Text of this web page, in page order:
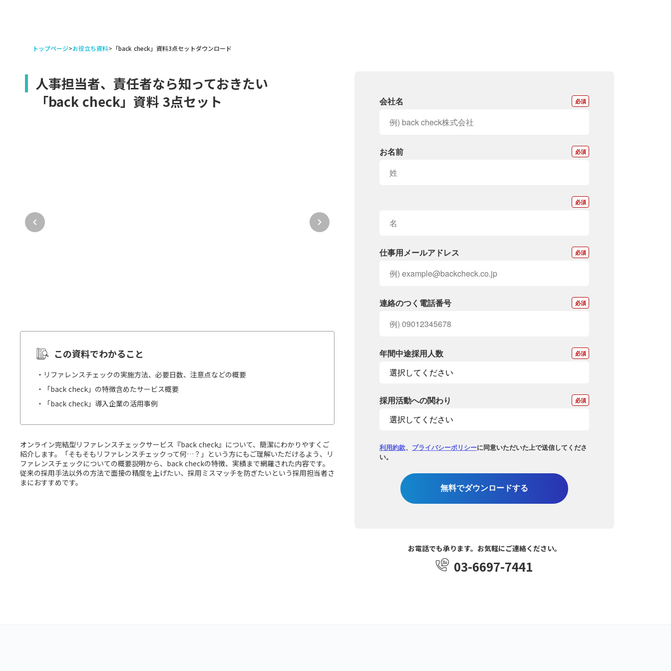
トップページ>お役立ち資料> 「back check」資料3点セットダウンロード
人事担当者、責任者なら知っておきたい
「back check」資料 3点セット
keyboard_arrow_left keyboard_arrow_right
この資料でわかること
・リファレンスチェックの実施方法、必要日数、注意点などの概要
・「back check」の特徴含めたサービス概要
・「back check」導入企業の活用事例
オンライン完結型リファレンスチェックサービス『back check』について、簡潔にわかりやすくご
紹介します。「そもそもリファレンスチェックって何…？」という方にもご理解いただけるよう、リ
ファレンスチェックについての概要説明から、back checkの特徴、実績まで網羅された内容です。
従来の採用手法以外の方法で面接の精度を上げたい、採用ミスマッチを防ぎたいという採用担当者さ
まにおすすめです。
*
会社名
*
お名前
*
*
仕事用メールアドレス
*
連絡のつく電話番号
*
年間中途採用人数
*
採用活動への関わり
利用約款、 プライバシーポリシーに同意いただいた上で送信してくださ
い。
無料でダウンロードする
お電話でも承ります。お気軽にご連絡ください。
03-6697-7441